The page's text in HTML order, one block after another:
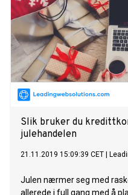
Slik bruker du
julehandelen
21.11.2019 15:09:39 CET
Julen nærmer seg med
allerede i full gang med å